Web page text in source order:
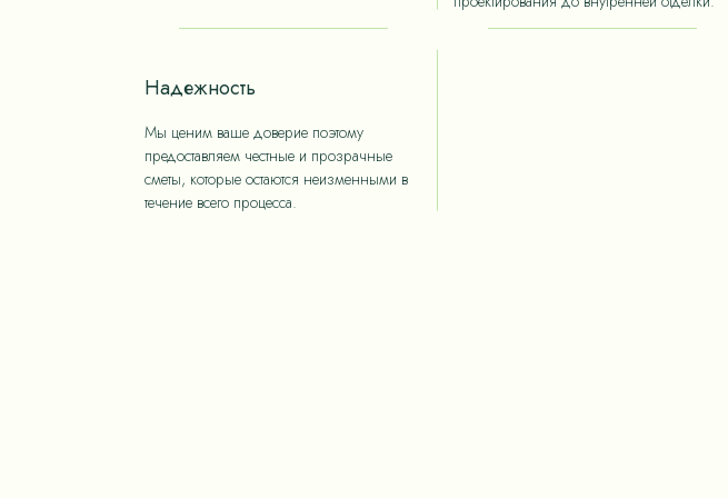
Надежность
Мы ценим ваше доверие поэтому
предоставляем честные и прозрачные
сметы, которые остаются неизменными в
течение всего процесса.